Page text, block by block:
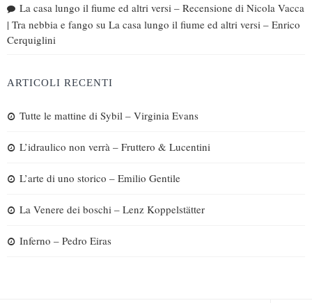
La casa lungo il fiume ed altri versi – Recensione di Nicola Vacca
| Tra nebbia e fango su La casa lungo il fiume ed altri versi – Enrico
Cerquiglini
ARTICOLI RECENTI
Tutte le mattine di Sybil – Virginia Evans
L’idraulico non verrà – Fruttero & Lucentini
L’arte di uno storico – Emilio Gentile
La Venere dei boschi – Lenz Koppelstätter
Inferno – Pedro Eiras